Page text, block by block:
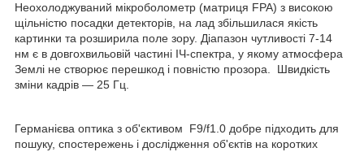
Неохолоджуваний мікроболометр (матриця FPA) з високою
щільністю посадки детекторів, на лад збільшилася якість
картинки та розширила поле зору. Діапазон чутливості 7-14
нм є в довгохвильовій частині ІЧ-спектра, у якому атмосфера
Землі не створює перешкод і повністю прозора. Швидкість
зміни кадрів — 25 Гц.
Германієва оптика з об'єктивом F9/f1.0 добре підходить для
пошуку, спостережень і дослідження об'єктів на коротких